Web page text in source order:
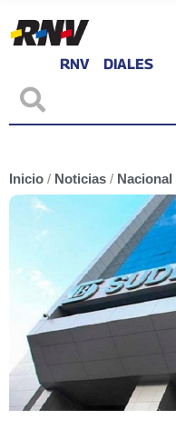
RNV DIALES
Inicio / Noticias / Nacional